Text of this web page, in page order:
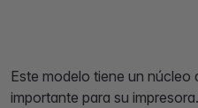
Este modelo tiene un núcleo
importante para su